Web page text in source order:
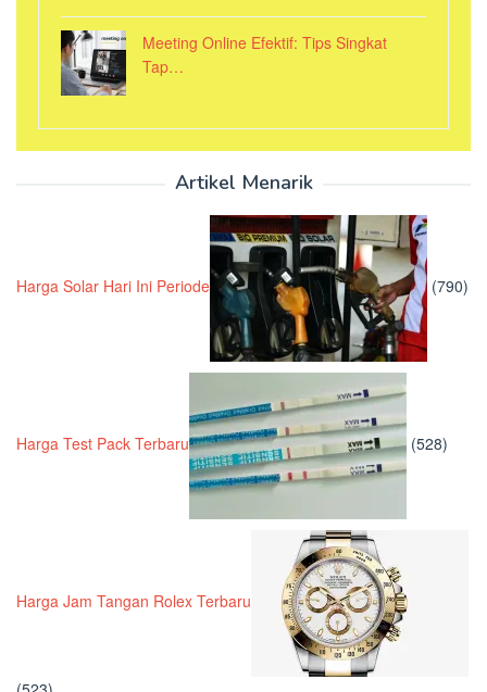
Meeting Online Efektif: Tips Singkat
Tap…
Artikel Menarik
Harga Solar Hari Ini Periode (790)
Harga Test Pack Terbaru (528)
Harga Jam Tangan Rolex Terbaru